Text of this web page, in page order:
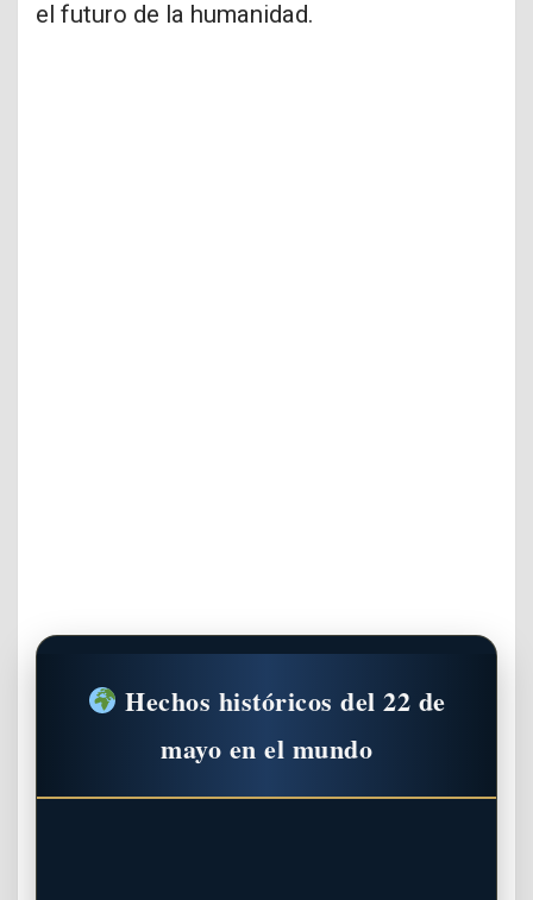
el futuro de la humanidad.
Hechos históricos del 22 de
mayo en el mundo